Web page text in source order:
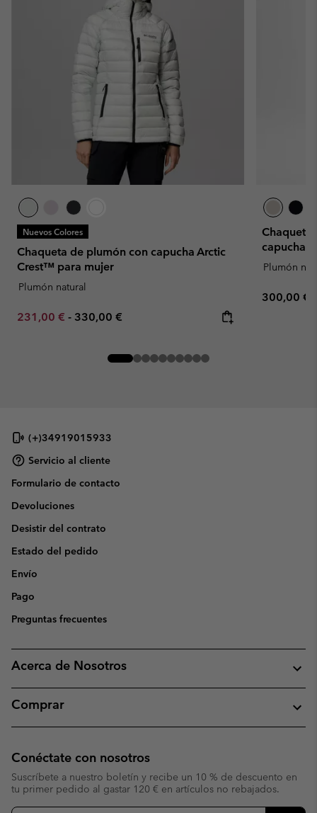
Nuevos Colores
Chaqueta de plumón con capucha Arctic
Crest™ para mujer
Plumón natural
Minimum sale price:
231,00 € - Maximum price:
330,00 €
Chaqueta
capucha
Plumón
Regular
300,00 €
(+)34919015933
Servicio al cliente
Formulario de contacto
Devoluciones
Desistir del contrato
Estado del pedido
Envío
Pago
Preguntas frecuentes
Acerca de Nosotros
Comprar
Conéctate con nosotros
Suscríbete a nuestro boletín y recibe un 10 % de descuento en
tu primer pedido al gastar 120 € en artículos no rebajados.